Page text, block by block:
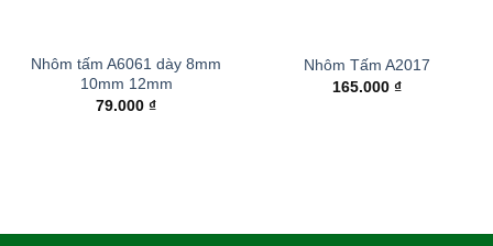
Nhôm tấm A6061 dày 8mm
10mm 12mm
79.000 ₫
Nhôm Tấm A2017
165.000 ₫